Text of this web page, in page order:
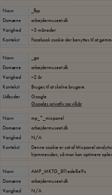
Navn
_fbp
Domæne
arbejdermuseet.dk
Varighed
~3 måneder
Kontekst
Facebook cookie der benyttes til at
Navn
_ga
Domæne
arbejdermuseet.dk
Varighed
~2 år
Kontekst
Bruges til at skelne brugere.
Udbyder
Google
Googles privatliv og vilkår
Navn
mp_*_mixpanel
Domæne
arbejdermuseet.dk
Varighed
N/A
Kontekst
Denne cookie er sat af Mixpanel
hjemmesiden, så man kan optimere
Navn
AMP_MKTG_8f1ede8e9c
Domæne
arbejdermuseet.dk
Varighed
N/A